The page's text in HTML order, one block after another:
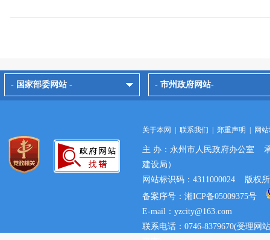
- 国家部委网站 - - 市州政府网站-
关于本网 联系我们 郑重声明 网
主 办：永州市人民政府办公室
建设局）
网站标识码：4311000024 版权
备案序号：湘ICP备05009375号
E-mail：yzcity@163.com
联系电话：0746-8379670(受理网